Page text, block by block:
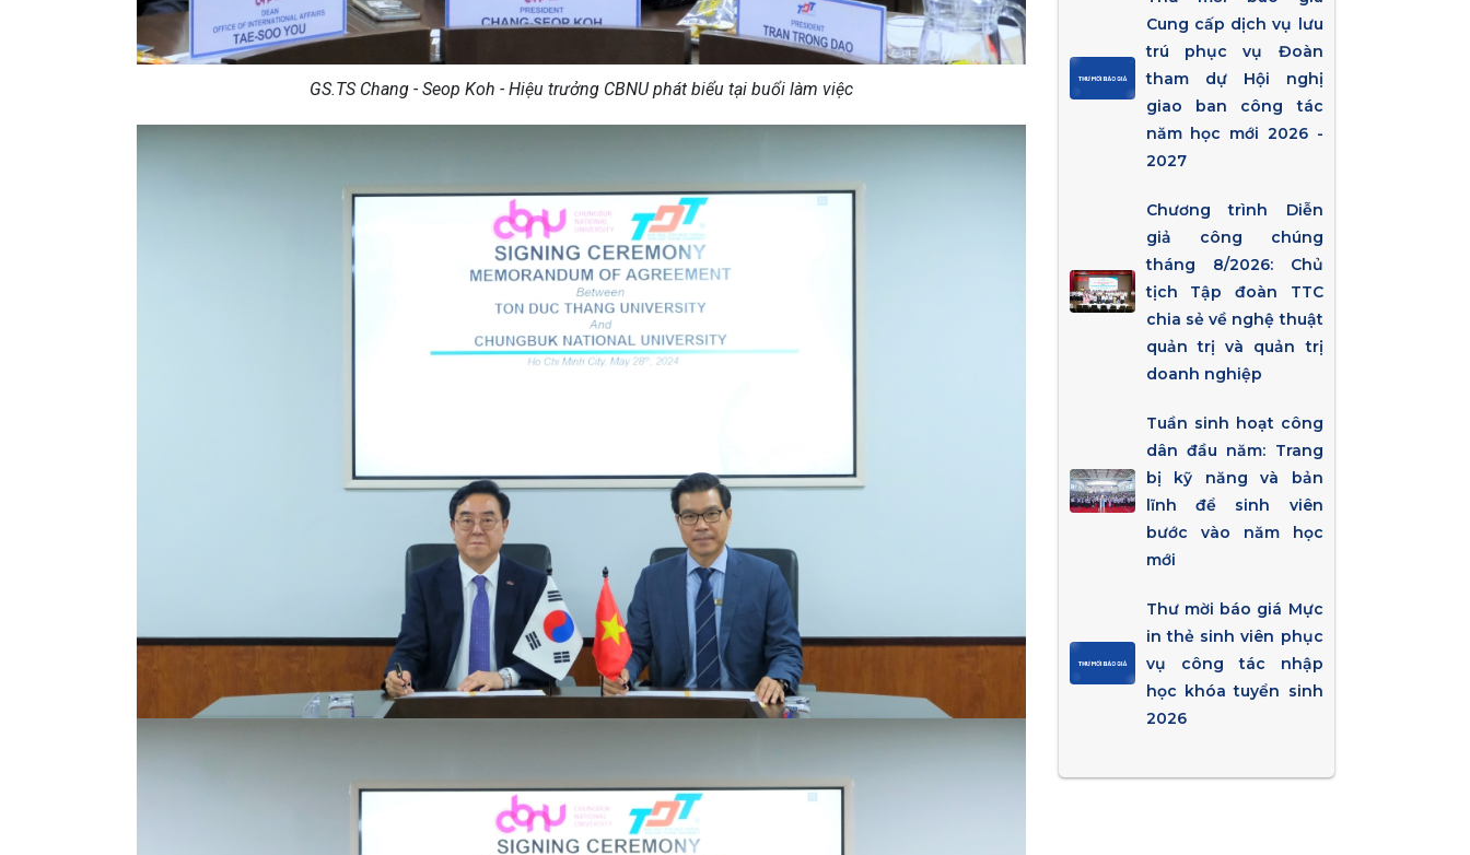
GS.TS Chang - Seop Koh - Hiệu trưởng CBNU phát biểu tại buổi làm việc
Cung cấp dịch vụ lưu
trú phục vụ Đoàn
tham dự Hội nghị
giao ban công tác
năm học mới 2026 -
2027
Chương trình Diễn
giả công chúng
tháng 8/2026: Chủ
tịch Tập đoàn TTC
chia sẻ về nghệ thuật
quản trị và quản trị
doanh nghiệp
Tuần sinh hoạt công
dân đầu năm: Trang
bị kỹ năng và bản
lĩnh để sinh viên
bước vào năm học
mới
Thư mời báo giá Mực
in thẻ sinh viên phục
vụ công tác nhập
học khóa tuyển sinh
2026